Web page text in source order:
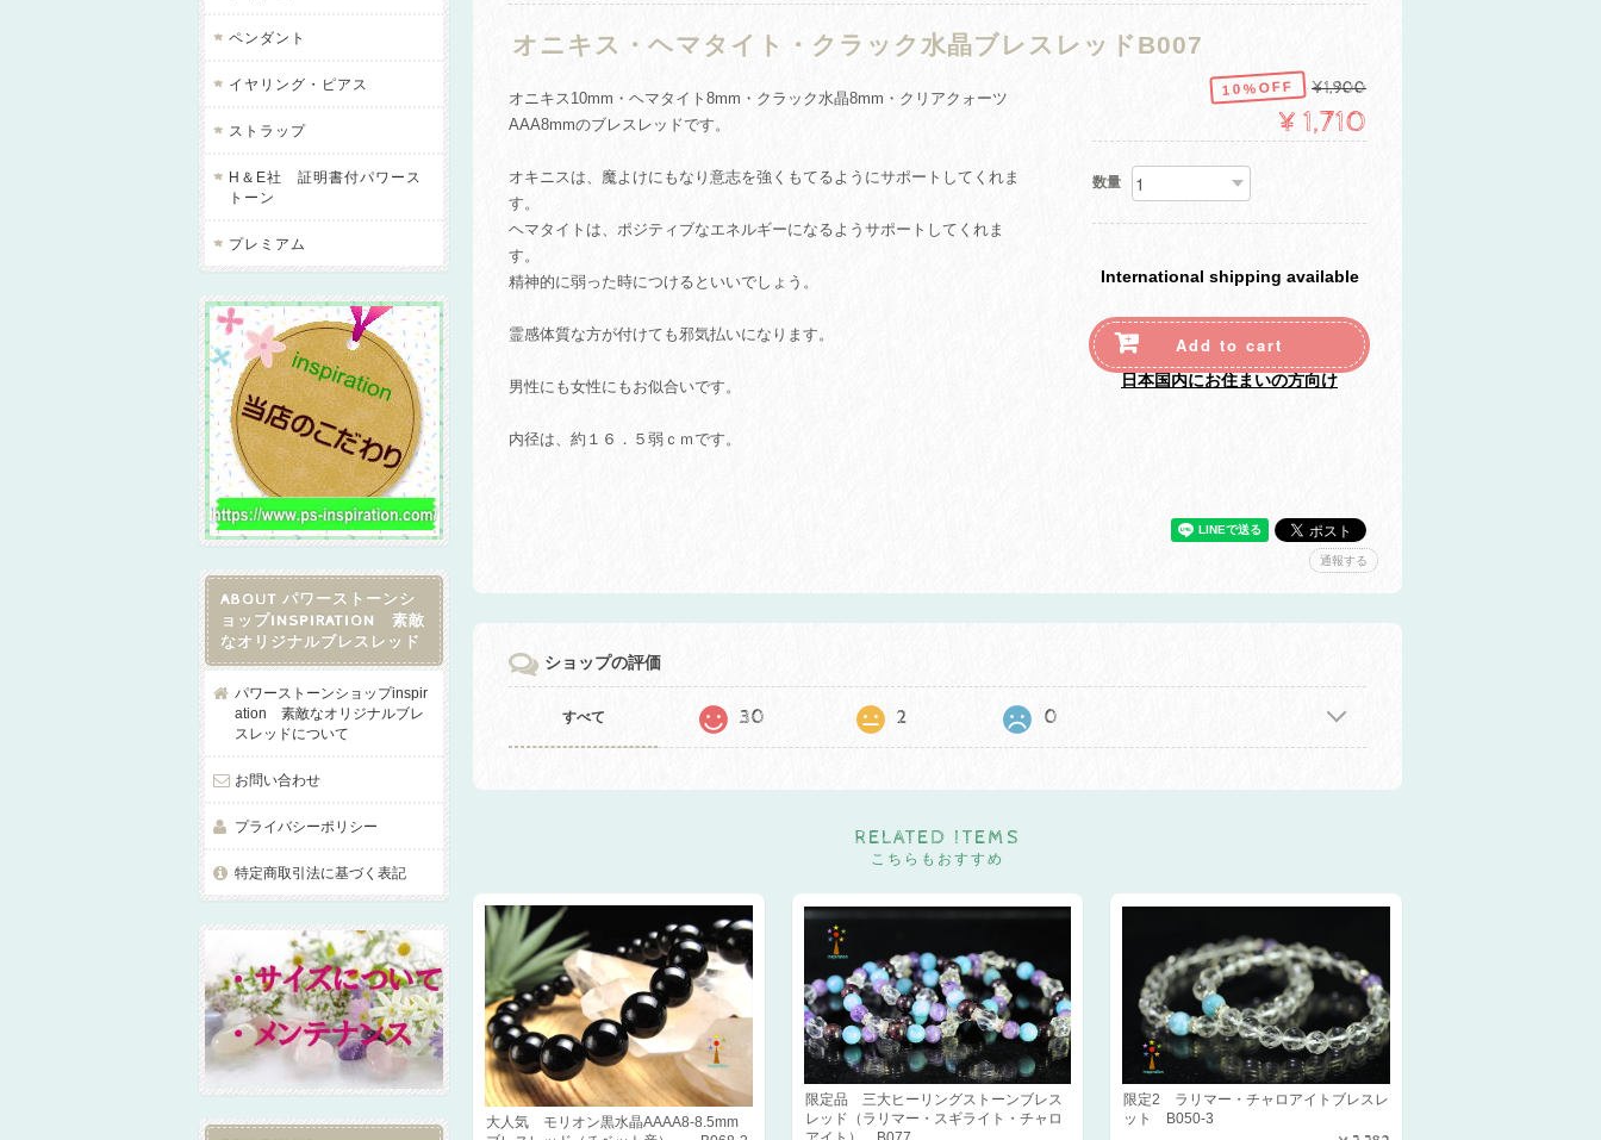
オニキス・ヘマタイト・クラック水晶ブレスレッドB007
オニキス10mm・ヘマタイト8mm・クラック水晶8mm・クリアクォーツ
AAA8mmのブレスレッドです。
オキニスは、魔よけにもなり意志を強くもてるようにサポートしてくれま
す。
ヘマタイトは、ポジティブなエネルギーになるようサポートしてくれま
す。
精神的に弱った時につけるといいでしょう。
霊感体質な方が付けても邪気払いになります。
男性にも女性にもお似合いです。
内径は、約１６．５弱ｃｍです。
10%OFF ¥1,900
¥1,710
数量
International shipping available
Add to cart
日本国内にお住まいの方向け
通報する
ショップの評価
すべて 30 2 0
RELATED ITEMS
こちらもおすすめ
大人気 モリオン黒水晶AAAA8-8.5mm
限定品 三大ヒーリングストーンブレス
レッド（ラリマー・スギライト・チャロ
限定2 ラリマー・チャロアイトブレスレ
ット B050-3
ペンダント
イヤリング・ピアス
ストラップ
H＆E社 証明書付パワース
トーン
プレミアム
ABOUT パワーストーンシ
ョップINSPIRATION 素敵
なオリジナルブレスレッド
パワーストーンショップinspir
ation 素敵なオリジナルブレ
スレッドについて
お問い合わせ
プライバシーポリシー
特定商取引法に基づく表記